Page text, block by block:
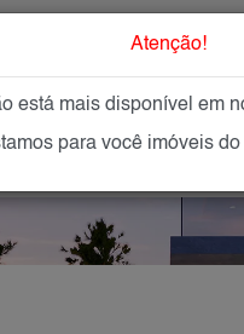
NOVOS
Atenção!
está mais disponível em
para você imóveis